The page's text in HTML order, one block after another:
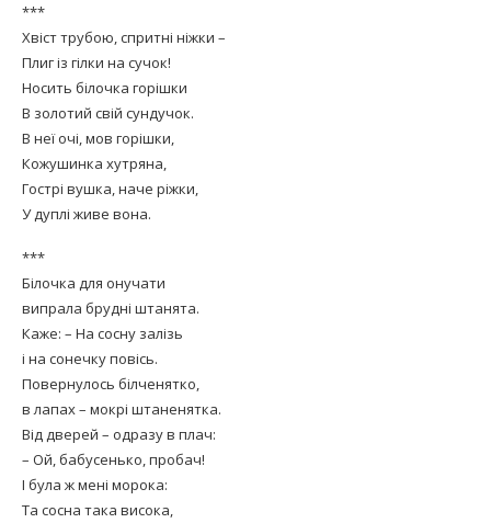
***
Хвіст трубою, спритні ніжки –
Плиг із гілки на сучок!
Носить білочка горішки
В золотий свій сундучок.
В неї очі, мов горішки,
Кожушинка хутряна,
Гострі вушка, наче ріжки,
У дуплі живе вона.
***
Білочка для онучати
випрала брудні штанята.
Каже: – На сосну залізь
і на сонечку повісь.
Повернулось білченятко,
в лапах – мокрі штаненятка.
Від дверей – одразу в плач:
– Ой, бабусенько, пробач!
І була ж мені морока:
Та сосна така висока,